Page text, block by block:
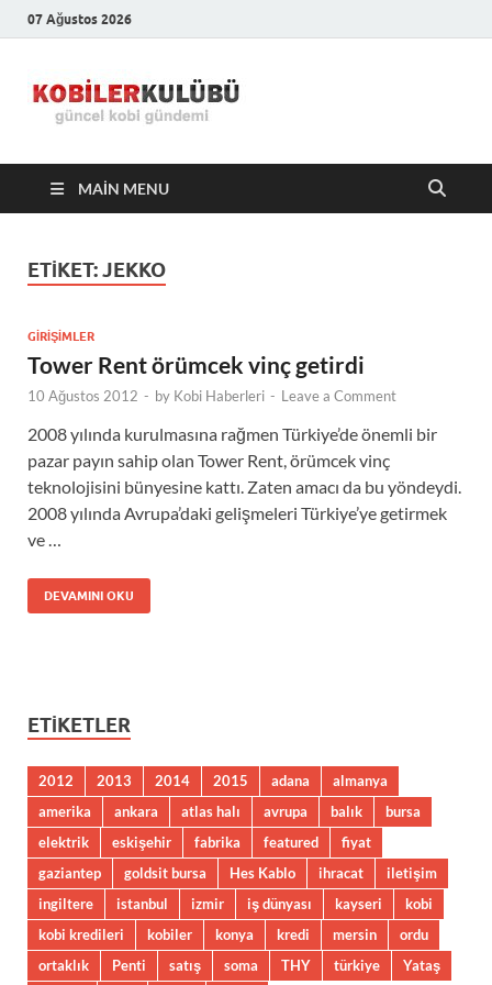
07 Ağustos 2026
Kulübü –
En Güncel
MAIN MENU
ETIKET:JEKKO
GIRIŞIMLER
Tower Rent örümcek vinç getirdi
10 Ağustos 2012 - by Kobi Haberleri - Leave a Comment
2008 yılında kurulmasına rağmen Türkiye’de önemli bir
pazar payın sahip olan Tower Rent, örümcek vinç
teknolojisini bünyesine kattı. Zaten amacı da bu yöndeydi.
2008 yılında Avrupa’daki gelişmeleri Türkiye’ye getirmek
ve …
DEVAMINI OKU
ETIKETLER
2012 2013 2014 2015 adana
almanya
amerika
ankara atlas halı avrupa balık
bursa
elektrik
eskişehir fabrika featured
fiyat
gaziantep
goldsit bursa Hes Kablo ihracat
iletişim
ingiltere
istanbul izmir iş dünyası kayseri
kobi
kobi kredileri
kobiler konya kredi mersin
ordu
ortaklık
Penti satış soma THY türkiye Yataş